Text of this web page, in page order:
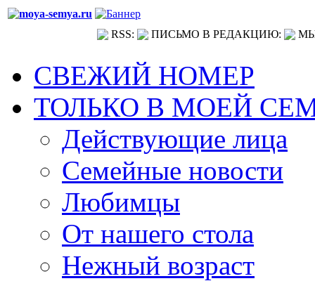
RSS: ПИСЬМО В РЕДАКЦИЮ:
СВЕЖИЙ НОМЕР
ТОЛЬКО В МОЕЙ
Действующие лица
Семейные новости
Любимцы
От нашего стола
Нежный возраст